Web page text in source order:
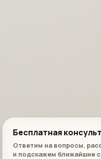
Бесплатная
Ответим на вопросы,
и подскажем ближайшие